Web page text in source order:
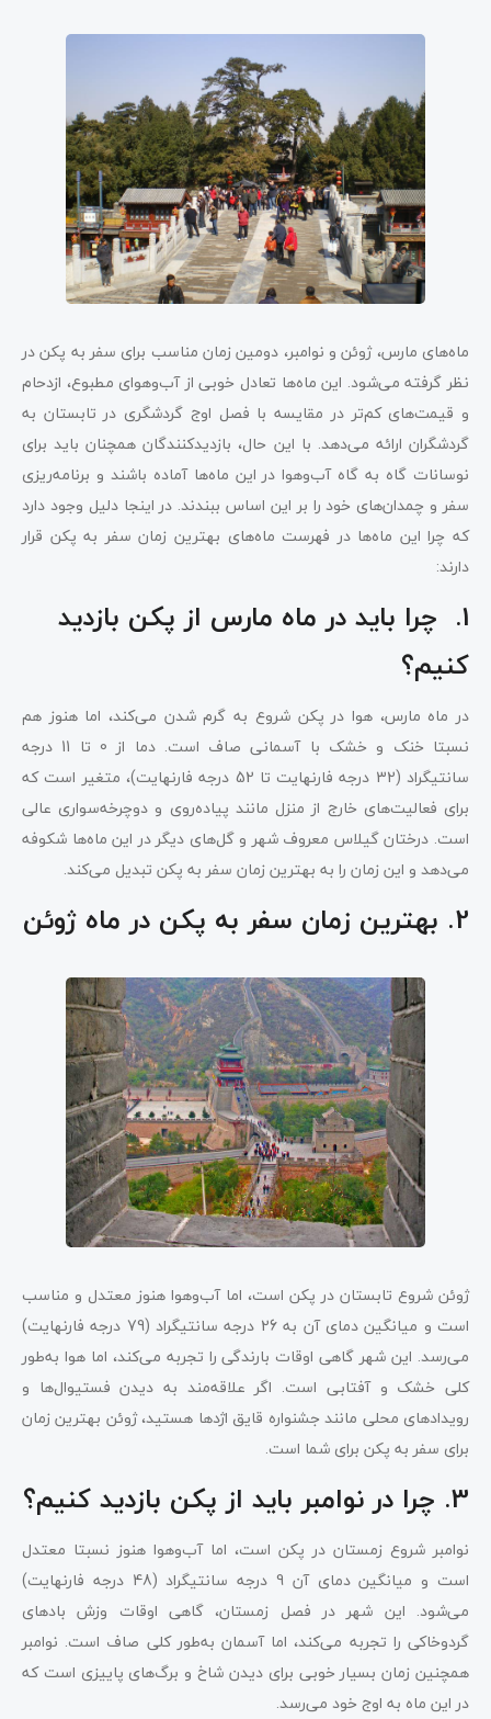
ماه‌های مارس، ژوئن و نوامبر، دومین زمان مناسب برای سفر به پکن در
نظر گرفته می‌شود. این ماه‌ها تعادل خوبی از آب‌وهوای مطبوع، ازدحام
و قیمت‌های کم‌تر در مقایسه با فصل اوج گردشگری در تابستان به
گردشگران ارائه می‌دهد. با این حال، بازدیدکنندگان همچنان باید برای
نوسانات گاه به گاه آب‌وهوا در این ماه‌ها آماده باشند و برنامه‌ریزی
سفر و چمدان‌های خود را بر این اساس ببندند. در اینجا دلیل وجود دارد
که چرا این ماه‌ها در فهرست ماه‌های بهترین زمان سفر به پکن قرار
دارند:
1. چرا باید در ماه مارس از پکن بازدید
کنیم؟
در ماه مارس، هوا در پکن شروع به گرم شدن می‌کند، اما هنوز هم
نسبتا خنک و خشک با آسمانی صاف است. دما از 0 تا 11 درجه
سانتیگراد (32 درجه فارنهایت تا 52 درجه فارنهایت)، متغیر است که
برای فعالیت‌های خارج از منزل مانند پیاده‌روی و دوچرخه‌سواری عالی
است. درختان گیلاس معروف شهر و گل‌های دیگر در این ماه‌ها شکوفه
می‌دهد و این زمان را به بهترین زمان سفر به پکن تبدیل می‌کند.
2. بهترین زمان سفر به پکن در ماه ژوئن
ژوئن شروع تابستان در پکن است، اما آب‌وهوا هنوز معتدل و مناسب
است و میانگین دمای آن به 26 درجه سانتیگراد (79 درجه فارنهایت)
می‌رسد. این شهر گاهی اوقات بارندگی را تجربه می‌کند، اما هوا به‌طور
کلی خشک و آفتابی است. اگر علاقه‌مند به دیدن فستیوال‌ها و
رویدادهای محلی مانند جشنواره قایق اژدها هستید، ژوئن بهترین زمان
برای سفر به پکن برای شما است.
3. چرا در نوامبر باید از پکن بازدید کنیم؟
نوامبر شروع زمستان در پکن است، اما آب‌وهوا هنوز نسبتا معتدل
است و میانگین دمای آن 9 درجه سانتیگراد (48 درجه فارنهایت)
می‌شود. این شهر در فصل زمستان، گاهی اوقات وزش بادهای
گردوخاکی را تجربه می‌کند، اما آسمان به‌طور کلی صاف است. نوامبر
همچنین زمان بسیار خوبی برای دیدن شاخ و برگ‌های پاییزی است که
در این ماه به اوج خود می‌رسد.